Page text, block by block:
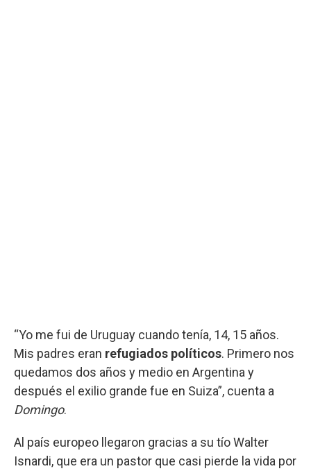
“Yo me fui de Uruguay cuando tenía, 14, 15 años.
Mis padres eran refugiados políticos. Primero nos
quedamos dos años y medio en Argentina y
después el exilio grande fue en Suiza”, cuenta a
Domingo.
Al país europeo llegaron gracias a su tío Walter
Isnardi, que era un pastor que casi pierde la vida por